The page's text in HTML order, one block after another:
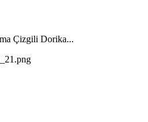
Çizgili Dorika...